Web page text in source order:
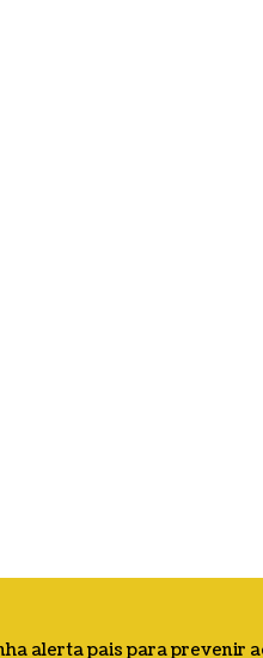
alerta pais para prevenir